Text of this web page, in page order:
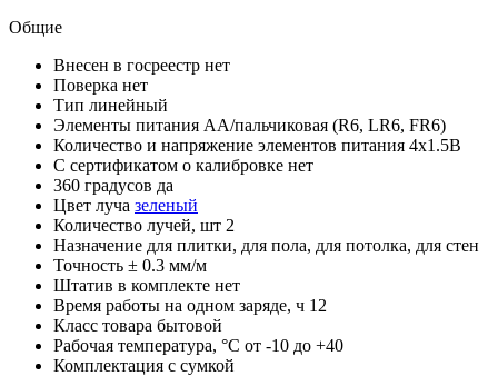
Общие
Внесен в госреестр нет
Поверка нет
Тип линейный
Элементы питания AA/пальчиковая (R6, LR6, FR6)
Количество и напряжение элементов питания 4х1.5В
С сертификатом о калибровке нет
360 градусов да
Цвет луча зеленый
Количество лучей, шт 2
Назначение для плитки, для пола, для потолка, для стен
Точность ± 0.3 мм/м
Штатив в комплекте нет
Время работы на одном заряде, ч 12
Класс товара бытовой
Рабочая температура, °С от -10 до +40
Комплектация с сумкой